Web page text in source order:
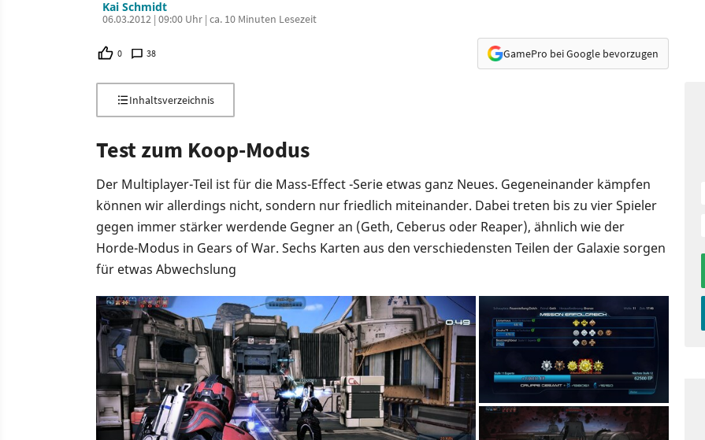
Kai Schmidt
06.03.2012 | 09:00 Uhr | ca. 10 Minuten Lesezeit
0 38 GamePro bei Google bevorzugen
Inhaltsverzeichnis
Test zum Koop-Modus
Der Multiplayer-Teil ist für die Mass-Effect -Serie etwas ganz Neues. Gegeneinander kämpfen
können wir allerdings nicht, sondern nur friedlich miteinander. Dabei treten bis zu vier Spieler
gegen immer stärker werdende Gegner an (Geth, Ceberus oder Reaper), ähnlich wie der
Horde-Modus in Gears of War. Sechs Karten aus den verschiedensten Teilen der Galaxie sorgen
für etwas Abwechslung